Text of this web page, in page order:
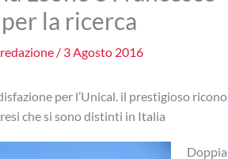
per la ricerca
redazione / 3 Agosto 2016
per l’Unical. il prestigioso
che si sono distinti in Italia